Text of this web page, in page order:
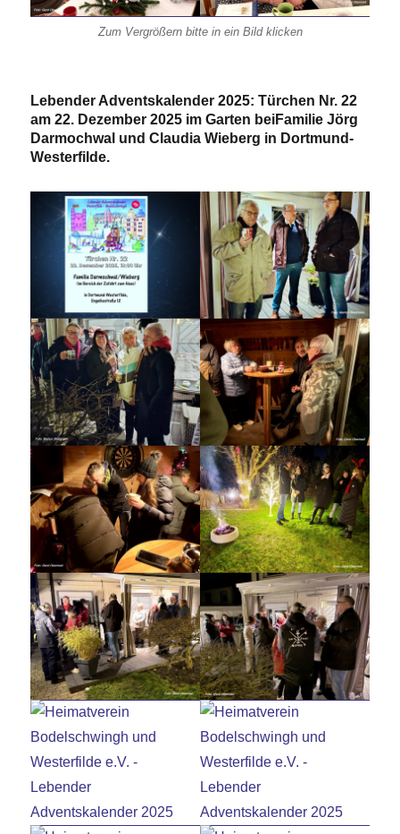
Zum Vergrößern bitte in ein Bild klicken
Lebender Adventskalender 2025: Türchen Nr. 22
am 22. Dezember 2025 im Garten beiFamilie Jörg
Darmochwal und Claudia Wieberg in Dortmund-
Westerfilde.